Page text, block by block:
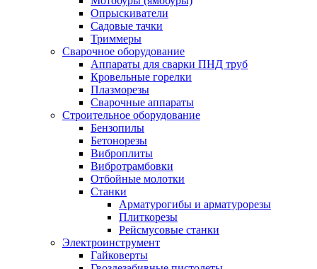
Опрыскиватели
Садовые тачки
Триммеры
Сварочное оборудование
Аппараты для сварки ПНД труб
Кровельные горелки
Плазморезы
Сварочные аппараты
Строительное оборудование
Бензопилы
Бетонорезы
Виброплиты
Вибротрамбовки
Отбойные молотки
Станки
Арматурогибы и арматурорезы
Плиткорезы
Рейсмусовые станки
Электроинструмент
Гайковерты